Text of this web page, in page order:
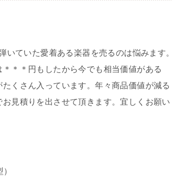
いていた愛着ある楽器を売るのは悩みます
＊＊円もしたから今でも相当価値がある
くさん入っています。年々商品価値が減る
見積りを出させて頂きます。宜しくお願い